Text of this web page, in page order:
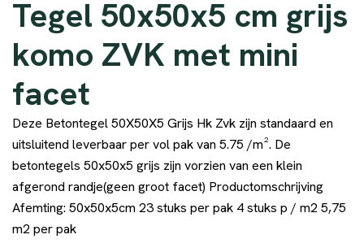
Tegel 50x50x5 cm grijs
komo ZVK met mini
facet
Deze Betontegel 50X50X5 Grijs Hk Zvk zijn standaard en
uitsluitend leverbaar per vol pak van 5.75 /m². De
betontegels 50x50x5 grijs zijn vorzien van een klein
afgerond randje(geen groot facet) Productomschrijving
Afemting: 50x50x5cm 23 stuks per pak 4 stuks p / m2 5,75
m2 per pak